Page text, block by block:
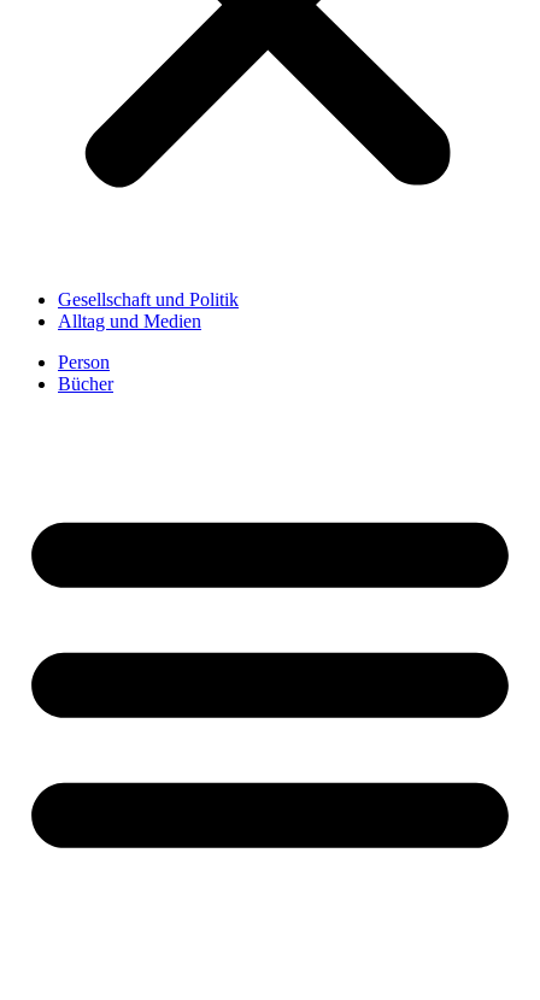
Gesellschaft und Politik
Alltag und Medien
Person
Bücher